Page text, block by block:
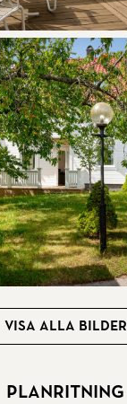
Visa alla bilder
Planritning